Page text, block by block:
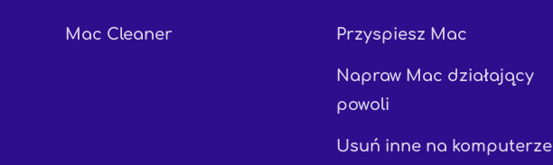
Mac Cleaner Przyspiesz Mac
Napraw Mac działający
powoli
Usuń inne na komputerze